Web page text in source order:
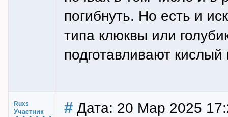
погибнуть. Но есть и
типа клюквы или
подготавливают кислый
Ruxs
Участник
# Дата: 20 Мар 2025